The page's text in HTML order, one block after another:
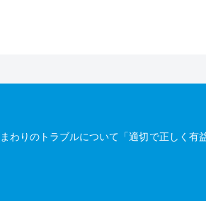
りのトラブルについて「適切で正しく有